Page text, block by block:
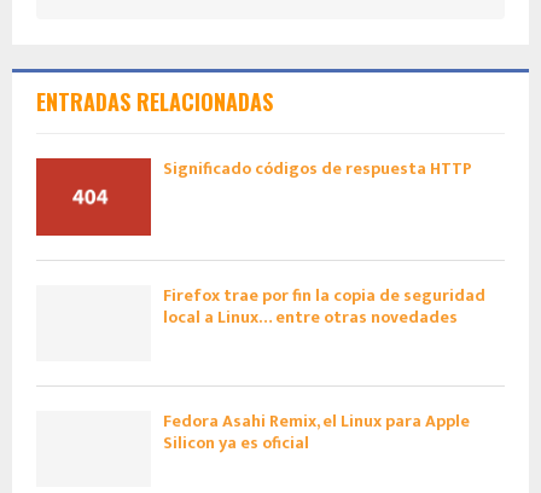
ENTRADAS RELACIONADAS
Significado códigos de respuesta HTTP
Firefox trae por fin la copia de seguridad
local a Linux… entre otras novedades
Fedora Asahi Remix, el Linux para Apple
Silicon ya es oficial